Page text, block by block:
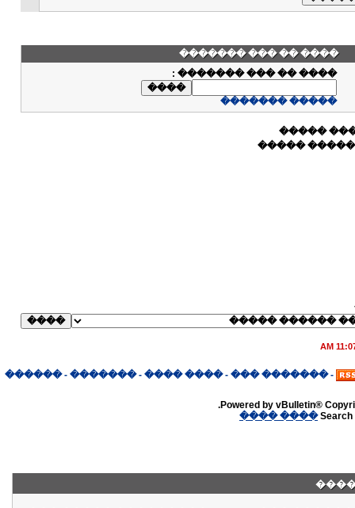
���� �� ��� �������
���� �� ��� �������
:
����� �������
�����
����� ����
11:07
-
������� ���
-
���� ����
-
�������
-
������
Powered by vBulletin®
Search
���� ����